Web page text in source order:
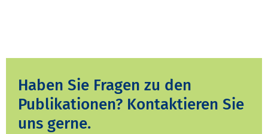
Haben Sie Fragen zu den
Publikationen? Kontaktieren Sie
uns gerne.